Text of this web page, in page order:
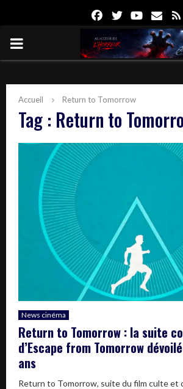
FacebookTwitterYoutube
Email
PRIMARY
Accueil Return to Tomorrow
Tag : Return to
News cinéma
Return to Tomorrow : la suite
d’Escape from Tomorrow
ans
Return to Tomorrow, suite du film culte et